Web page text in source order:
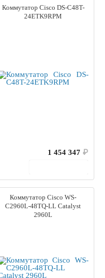
Коммутатор Cisco DS-C48T-
24ETK9RPM
1 454 347 ₽
Коммутатор Cisco WS-
C2960L-48TQ-LL Catalyst
2960L